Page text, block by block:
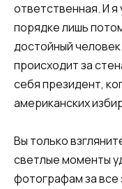
ответственная. И
порядке лишь
достойный
происходит за
себя президент,
американских
Вы только
светлые моменты
фотографам за все